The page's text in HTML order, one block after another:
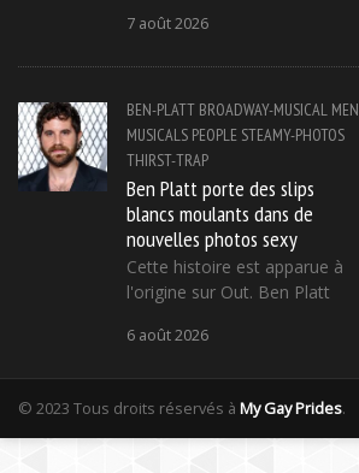
7 août 2026
BEN-PLATT BROADWAY-MUSICAL MEN
MUSICALS PEOPLE STEAMY-PHOTOS
THIRST-TRAP
Ben Platt porte des slips
blancs moulants dans de
nouvelles photos sexy
Cette histoire est apparue à
l'origine sur Out. Ben Platt
6 août 2026
© 2023 Tous droits réservés à My Gay Prides.